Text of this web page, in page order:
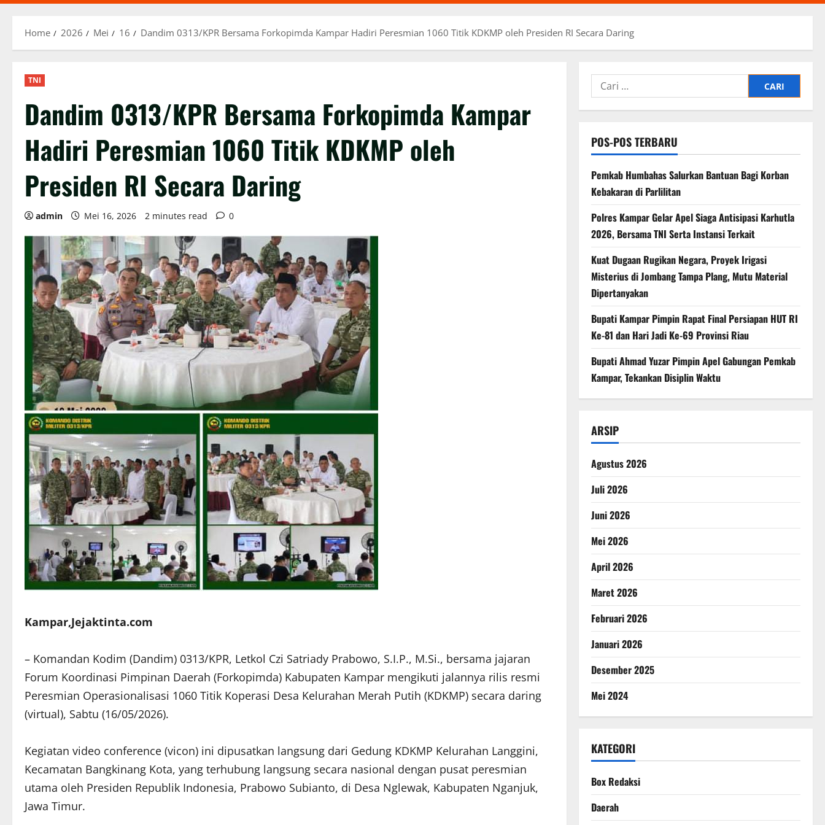
Home 2026 Mei 16 Dandim 0313/KPR Bersama Forkopimda Kampar Hadiri Peresmian 1060 Titik KDKMP oleh Presiden RI Secara Daring
TNI
Dandim 0313/KPR Bersama Forkopimda Kampar
Hadiri Peresmian 1060 Titik KDKMP oleh
Presiden RI Secara Daring
admin Mei 16, 2026 2 minutes read 0
Kampar,Jejaktinta.com
– Komandan Kodim (Dandim) 0313/KPR, Letkol Czi Satriady Prabowo, S.I.P., M.Si., bersama jajaran
Forum Koordinasi Pimpinan Daerah (Forkopimda) Kabupaten Kampar mengikuti jalannya rilis resmi
Peresmian Operasionalisasi 1060 Titik Koperasi Desa Kelurahan Merah Putih (KDKMP) secara daring
(virtual), Sabtu (16/05/2026).
​Kegiatan video conference (vicon) ini dipusatkan langsung dari Gedung KDKMP Kelurahan Langgini,
Kecamatan Bangkinang Kota, yang terhubung langsung secara nasional dengan pusat peresmian
utama oleh Presiden Republik Indonesia, Prabowo Subianto, di Desa Nglewak, Kabupaten Nganjuk,
Jawa Timur.
Cari
untuk:
POS-POS TERBARU
Pemkab Humbahas Salurkan Bantuan Bagi Korban
Kebakaran di Parlilitan
Polres Kampar Gelar Apel Siaga Antisipasi Karhutla
2026, Bersama TNI Serta Instansi Terkait
Kuat Dugaan Rugikan Negara, ​Proyek Irigasi
Misterius di Jombang Tampa Plang, Mutu Material
Dipertanyakan
Bupati Kampar Pimpin Rapat Final Persiapan HUT RI
Ke-81 dan Hari Jadi Ke-69 Provinsi Riau
Bupati Ahmad Yuzar Pimpin Apel Gabungan Pemkab
Kampar, Tekankan Disiplin Waktu
ARSIP
Agustus 2026
Juli 2026
Juni 2026
Mei 2026
April 2026
Maret 2026
Februari 2026
Januari 2026
Desember 2025
Mei 2024
KATEGORI
Box Redaksi
Daerah